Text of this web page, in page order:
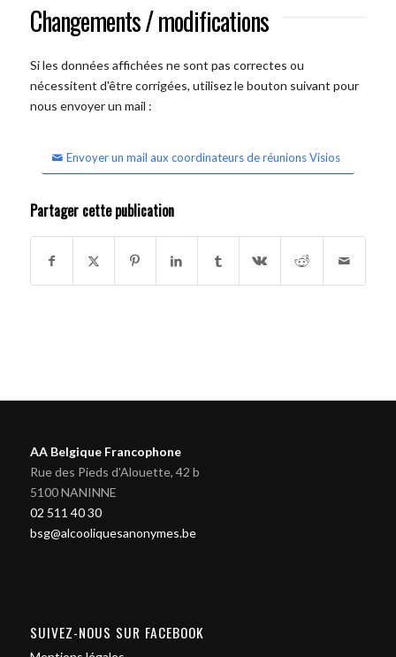
Changements / modifications
Si les données affichées ne sont pas correctes ou
nécessitent d'être corrigées, utilisez le bouton suivant pour
nous envoyer un mail :
Envoyer un mail aux coordinateurs de réunions Visios
Partager cette publication
AA Belgique Francophone
Rue des Pieds d'Alouette, 42 b
5100 NANINNE
02 511 40 30
bsg@alcooliquesanonymes.be
SUIVEZ-NOUS SUR FACEBOOK